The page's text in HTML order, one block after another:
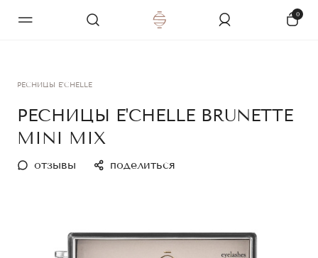
0
РЕСНИЦЫ E'CHELLE
РЕСНИЦЫ E'CHELLE BRUNETTE
MINI MIX
отзывы поделиться